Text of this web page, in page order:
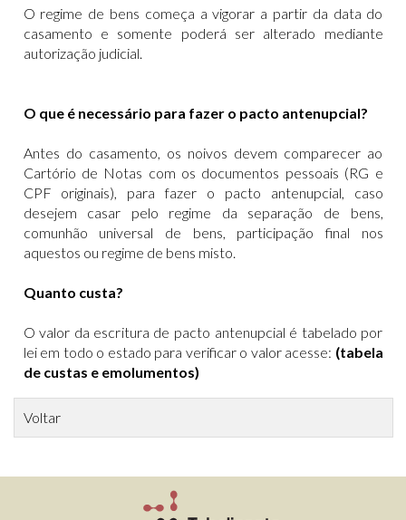
O regime de bens começa a vigorar a partir da data do
casamento e somente poderá ser alterado mediante
autorização judicial.
O que é necessário para fazer o pacto antenupcial?
Antes do casamento, os noivos devem comparecer ao
Cartório de Notas com os documentos pessoais (RG e
CPF originais), para fazer o pacto antenupcial, caso
desejem casar pelo regime da separação de bens,
comunhão universal de bens, participação final nos
aquestos ou regime de bens misto.
Quanto custa?
O valor da escritura de pacto antenupcial é tabelado por
lei em todo o estado para verificar o valor acesse: (tabela
de custas e emolumentos)
Voltar